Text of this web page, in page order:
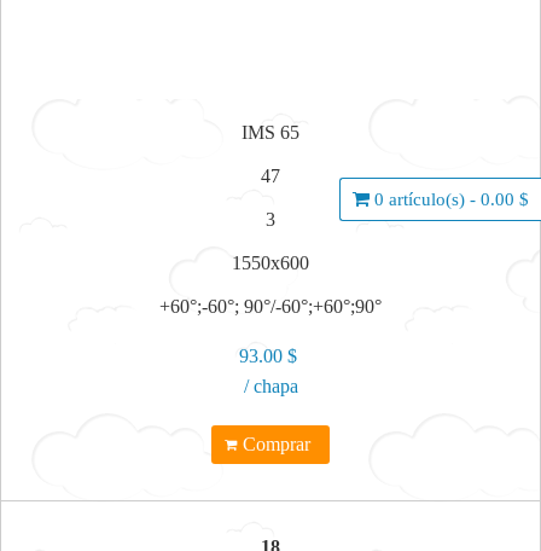
0 artículo(s) - 0.00 $
IMS 65
47
3
1550x600
+60°;-60°; 90°/-60°;+60°;90°
93.00 $
/ chapa
Comprar
18